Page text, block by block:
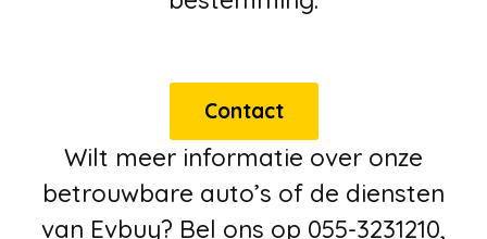
Contact
Wilt meer informatie over onze
betrouwbare auto’s of de diensten
van Evbuy? Bel ons op 055-3231210,